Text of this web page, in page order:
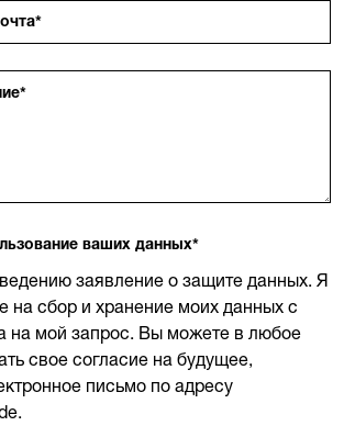
*
*
ваших данных*
заявление о защите данных. Я
на сбор и хранение моих данных с
на мой запрос. Вы можете в любое
свое согласие на будущее,
письмо по адресу